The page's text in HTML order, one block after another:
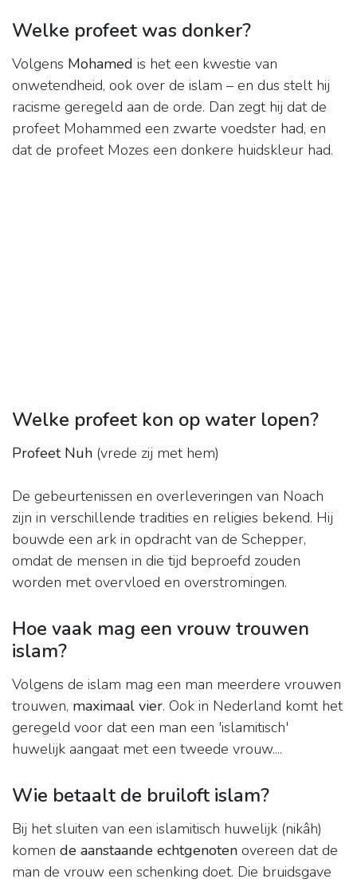
Welke profeet was donker?
Volgens Mohamed is het een kwestie van
onwetendheid, ook over de islam – en dus stelt hij
racisme geregeld aan de orde. Dan zegt hij dat de
profeet Mohammed een zwarte voedster had, en
dat de profeet Mozes een donkere huidskleur had.
Welke profeet kon op water lopen?
Profeet Nuh (vrede zij met hem)
De gebeurtenissen en overleveringen van Noach
zijn in verschillende tradities en religies bekend. Hij
bouwde een ark in opdracht van de Schepper,
omdat de mensen in die tijd beproefd zouden
worden met overvloed en overstromingen.
Hoe vaak mag een vrouw trouwen
islam?
Volgens de islam mag een man meerdere vrouwen
trouwen, maximaal vier. Ook in Nederland komt het
geregeld voor dat een man een 'islamitisch'
huwelijk aangaat met een tweede vrouw....
Wie betaalt de bruiloft islam?
Bij het sluiten van een islamitisch huwelijk (nikâh)
komen de aanstaande echtgenoten overeen dat de
man de vrouw een schenking doet. Die bruidsgave